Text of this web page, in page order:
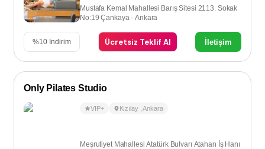
Mustafa Kemal Mahallesi Barış Sitesi 2113. Sokak
No:19 Çankaya - Ankara
%10 İndirim Ücretsiz Teklif Al İletişim
Only Pilates Studio
VIP+ Kızılay ,Ankara
Meşrutiyet Mahallesi Atatürk Bulvarı Atahan İş Hanı